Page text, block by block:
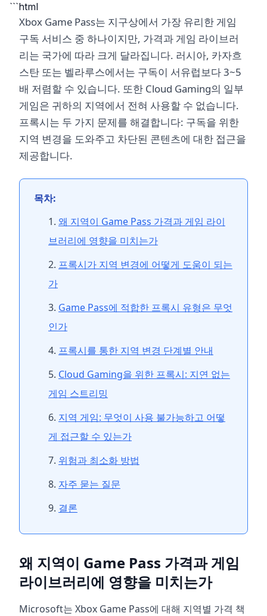
```html
Xbox Game Pass는 지구상에서 가장 유리한 게임
구독 서비스 중 하나이지만, 가격과 게임 라이브러
리는 국가에 따라 크게 달라집니다. 러시아, 카자흐
스탄 또는 벨라루스에서는 구독이 서유럽보다 3~5
배 저렴할 수 있습니다. 또한 Cloud Gaming의 일부
게임은 귀하의 지역에서 전혀 사용할 수 없습니다.
프록시는 두 가지 문제를 해결합니다: 구독을 위한
지역 변경을 도와주고 차단된 콘텐츠에 대한 접근을
제공합니다.
목차:
왜 지역이 Game Pass 가격과 게임 라이
브러리에 영향을 미치는가
프록시가 지역 변경에 어떻게 도움이 되는
가
Game Pass에 적합한 프록시 유형은 무엇
인가
프록시를 통한 지역 변경 단계별 안내
Cloud Gaming을 위한 프록시: 지연 없는
게임 스트리밍
지역 게임: 무엇이 사용 불가능하고 어떻
게 접근할 수 있는가
위험과 최소화 방법
자주 묻는 질문
결론
왜 지역이 Game Pass 가격과 게임
라이브러리에 영향을 미치는가
Microsoft는 Xbox Game Pass에 대해 지역별 가격 책